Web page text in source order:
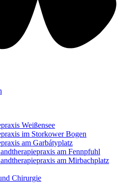
Weißensee
im Storkower Bogen
am Garbátyplatz
am Fennpfuhl
am Mirbachplatz
Chirurgie